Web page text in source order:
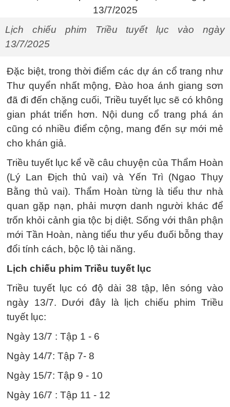
Lịch chiếu phim Triều tuyết lục vào ngày
13/7/2025
Đặc biệt, trong thời điểm các dự án cổ trang như
Thư quyển nhất mộng, Đào hoa ánh giang sơn
đã đi đến chặng cuối, Triều tuyết lục sẽ có không
gian phát triển hơn. Nội dung cổ trang phá án
cũng có nhiều điểm cộng, mang đến sự mới mẻ
cho khán giả.
Triều tuyết lục kể về câu chuyện của Thẩm Hoàn
(Lý Lan Địch thủ vai) và Yến Trì (Ngao Thụy
Bằng thủ vai). Thẩm Hoàn từng là tiểu thư nhà
quan gặp nạn, phải mượn danh người khác để
trốn khỏi cảnh gia tộc bị diệt. Sống với thân phận
mới Tần Hoàn, nàng tiểu thư yếu đuối bỗng thay
đổi tính cách, bộc lộ tài năng.
Lịch chiếu phim Triều tuyết lục
Triều tuyết lục có độ dài 38 tập, lên sóng vào
ngày 13/7. Dưới đây là lịch chiếu phim Triều
tuyết lục:
Ngày 13/7 : Tập 1 - 6
Ngày 14/7: Tập 7- 8
Ngày 15/7: Tập 9 - 10
Ngày 16/7 : Tập 11 - 12